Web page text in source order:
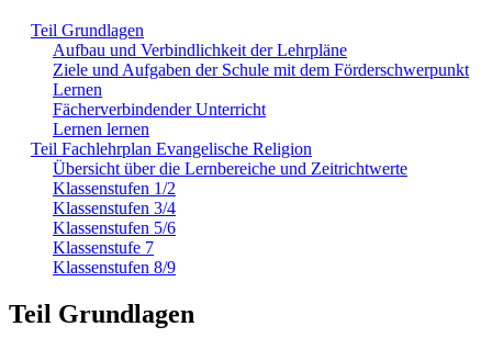
Teil Grundlagen
Aufbau und Verbindlichkeit der Lehrpläne
Ziele und Aufgaben der Schule mit dem Förderschwerpunkt
Lernen
Fächerverbindender Unterricht
Lernen lernen
Teil Fachlehrplan Evangelische Religion
Übersicht über die Lernbereiche und Zeitrichtwerte
Klassenstufen 1/2
Klassenstufen 3/4
Klassenstufen 5/6
Klassenstufe 7
Klassenstufen 8/9
Teil Grundlagen